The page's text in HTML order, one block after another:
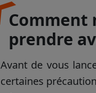
Comment
prendre
Avant de vous
certaines